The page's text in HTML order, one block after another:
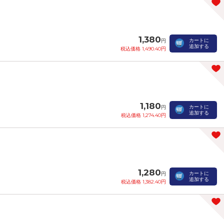
1,380円
税込価格 1,490.40円
カートに
追加する
1,180円
税込価格 1,274.40円
カートに
追加する
1,280円
税込価格 1,382.40円
カートに
追加する